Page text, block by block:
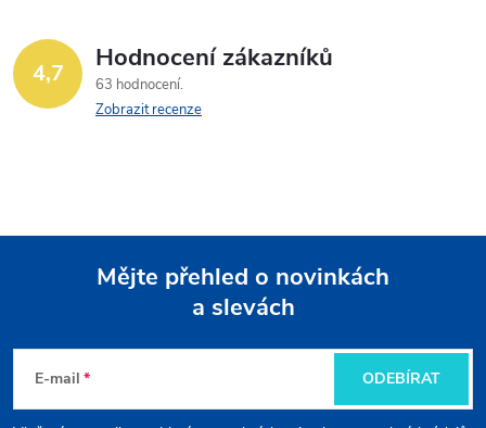
4,7 Hodnocení zákazníků
63 hodnocení
Zobrazit recenze
Mějte přehled o novinkách
a slevách
E-mail ODEBÍRAT